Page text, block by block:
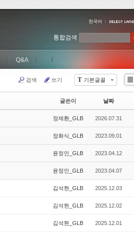
한국어
Q&A
통합검색
T 기본글꼴
검색 쓰기
Li
글쓴이 날짜
정제환_GLB 2026.07.31
정화식_GLB 2023.09.01
윤정인_GLB 2023.04.12
윤정인_GLB 2023.04.07
김석현_GLB 2025.12.03
김석현_GLB 2025.12.02
김석현_GLB 2025.12.01